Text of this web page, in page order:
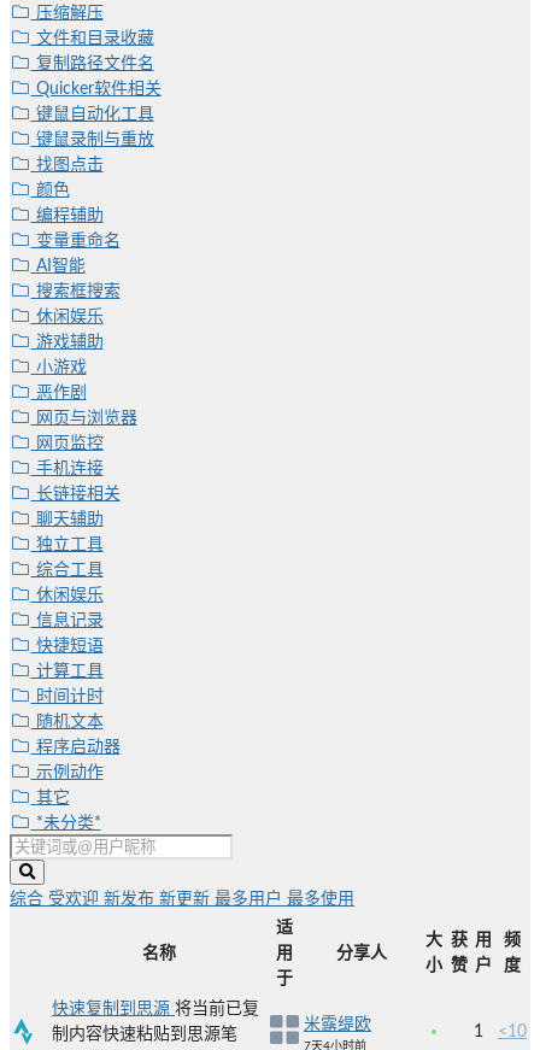
压缩解压
文件和目录收藏
复制路径文件名
Quicker软件相关
键鼠自动化工具
键鼠录制与重放
找图点击
颜色
编程辅助
变量重命名
AI智能
搜索框搜索
休闲娱乐
游戏辅助
小游戏
恶作剧
网页与浏览器
网页监控
手机连接
长链接相关
聊天辅助
独立工具
综合工具
休闲娱乐
信息记录
快捷短语
计算工具
时间计时
随机文本
程序启动器
示例动作
其它
*未分类*
综合 受欢迎 新发布 新更新 最多用户 最多使用
名称
适
用
于
分享人
大
小
获
赞
用
户
频
度
快速复制到思源 将当前已复
制内容快速粘贴到思源笔
米露缇欧
7天4小时前
1 <10